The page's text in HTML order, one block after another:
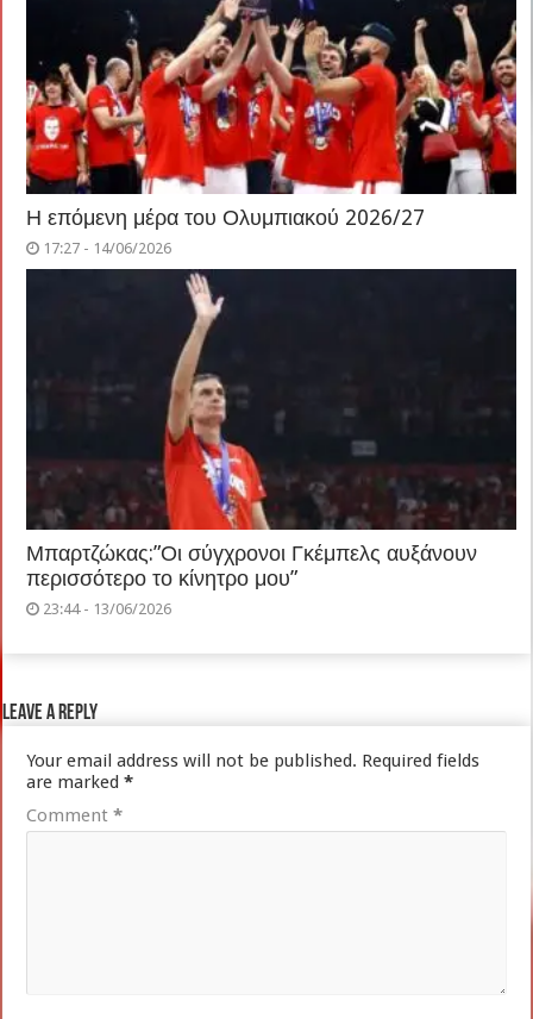
Η επόμενη μέρα του Ολυμπιακού 2026/27
17:27 - 14/06/2026
Μπαρτζώκας:”Οι σύγχρονοι Γκέμπελς αυξάνουν
περισσότερο το κίνητρο μου”
23:44 - 13/06/2026
Leave a Reply
Your email address will not be published. Required fields
are marked*
Comment*